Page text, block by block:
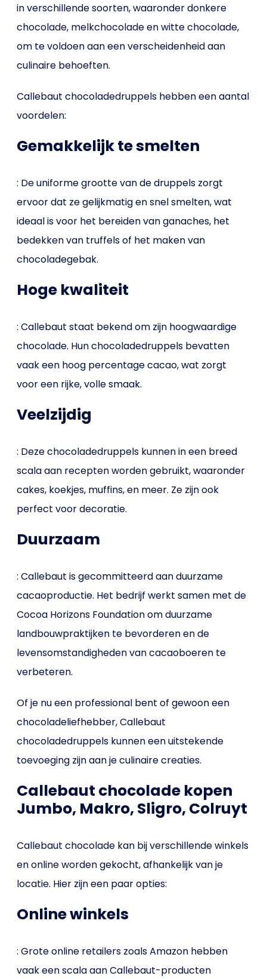
in verschillende soorten, waaronder donkere
chocolade, melkchocolade en witte chocolade,
om te voldoen aan een verscheidenheid aan
culinaire behoeften.
Callebaut chocoladedruppels hebben een aantal
voordelen:
Gemakkelijk te smelten
: De uniforme grootte van de druppels zorgt
ervoor dat ze gelijkmatig en snel smelten, wat
ideaal is voor het bereiden van ganaches, het
bedekken van truffels of het maken van
chocoladegebak.
Hoge kwaliteit
: Callebaut staat bekend om zijn hoogwaardige
chocolade. Hun chocoladedruppels bevatten
vaak een hoog percentage cacao, wat zorgt
voor een rijke, volle smaak.
Veelzijdig
: Deze chocoladedruppels kunnen in een breed
scala aan recepten worden gebruikt, waaronder
cakes, koekjes, muffins, en meer. Ze zijn ook
perfect voor decoratie.
Duurzaam
: Callebaut is gecommitteerd aan duurzame
cacaoproductie. Het bedrijf werkt samen met de
Cocoa Horizons Foundation om duurzame
landbouwpraktijken te bevorderen en de
levensomstandigheden van cacaoboeren te
verbeteren.
Of je nu een professional bent of gewoon een
chocoladeliefhebber, Callebaut
chocoladedruppels kunnen een uitstekende
toevoeging zijn aan je culinaire creaties.
Callebaut chocolade kopen
Jumbo, Makro, Sligro, Colruyt
Callebaut chocolade kan bij verschillende winkels
en online worden gekocht, afhankelijk van je
locatie. Hier zijn een paar opties:
Online winkels
: Grote online retailers zoals Amazon hebben
vaak een scala aan Callebaut-producten